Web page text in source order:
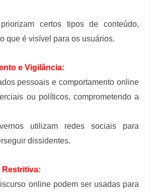
certos tipos de conteúdo,
que é visível para os usuários.
e Vigilância:
pessoais e comportamento online
ou políticos, comprometendo a
utilizam redes sociais para
dissidentes.
Restritiva:
online podem ser usadas para